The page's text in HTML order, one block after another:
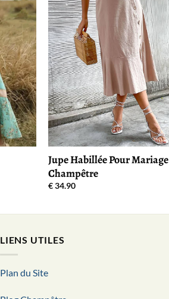
Jupe Habillée Pour Mariage
Champêtre
€34.90
LIENS UTILES
Plan du Site